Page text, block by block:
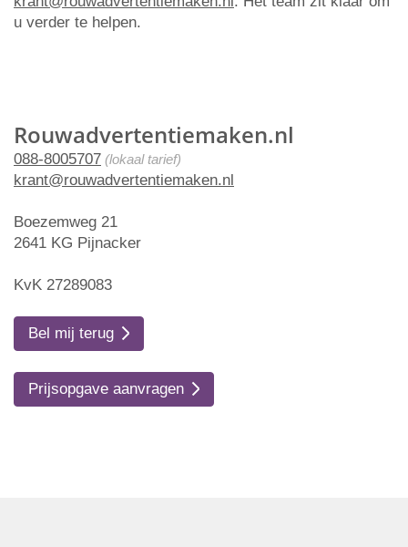
Rouwadvertentiemaken.nl
088-8005707 (lokaal tarief)
krant@rouwadvertentiemaken.nl
Boezemweg 21
2641 KG Pijnacker
KvK 27289083
Bel mij terug
Prijsopgave aanvragen
u verder te helpen.